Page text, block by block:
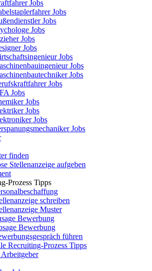
Jobs
Jobs
Jobs
Jobs
Jobs
Jobs
Jobs
Jobs
Jobs
Jobs
Jobs
Jobs
Jobs
Jobs
Jobs
finden
Stellenanzeige aufgeben
Prozess Tipps
schreiben
Muster
Bewerbung
Bewerbung
führen
Recruiting-Prozess Tipps